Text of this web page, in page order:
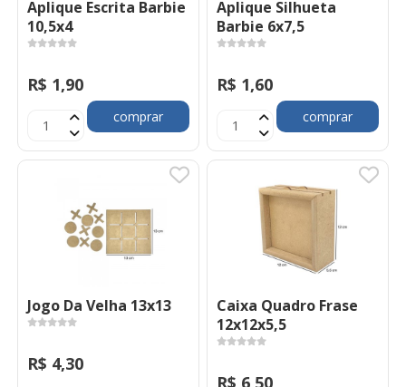
Aplique Escrita Barbie
10,5x4
R$ 1,90
comprar
Aplique Silhueta
Barbie 6x7,5
R$ 1,60
comprar
Jogo Da Velha 13x13
R$ 4,30
Caixa Quadro Frase
12x12x5,5
R$ 6,50